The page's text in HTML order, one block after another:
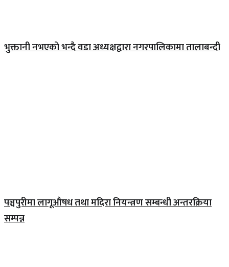
भुक्तानी नभएको भन्दै वडा अध्यक्षद्वारा नगरपालिकामा तालाबन्दी
पञ्चपुरीमा लागूऔषध तथा मदिरा नियन्त्रण सम्बन्धी अन्तरक्रिया
सम्पन्न